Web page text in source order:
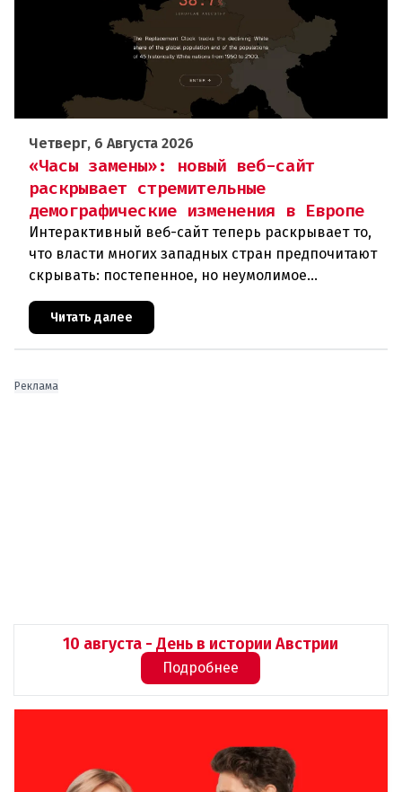
Четверг, 6 Августа 2026
«Часы замены»: новый веб-сайт
раскрывает стремительные
демографические изменения в Европе
Интерактивный веб-сайт теперь раскрывает то,
что власти многих западных стран предпочитают
скрывать: постепенное, но неумолимое
сокращение численности населения
европейского происхождения. «Часы замен
Читать далее
Реклама
10 августа - День в истории Австрии
Подробнее